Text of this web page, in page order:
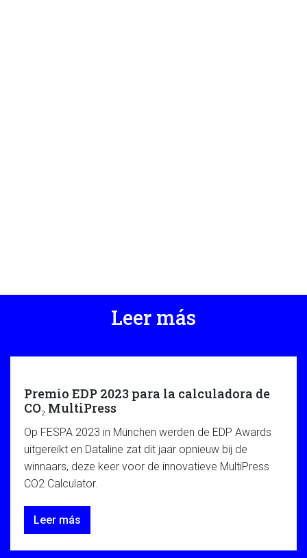
Leer más
Premio EDP 2023 para la calculadora de
CO₂ MultiPress
Op FESPA 2023 in München werden de EDP Awards
uitgereikt en Dataline zat dit jaar opnieuw bij de
winnaars, deze keer voor de innovatieve MultiPress
CO2 Calculator.
Leer más